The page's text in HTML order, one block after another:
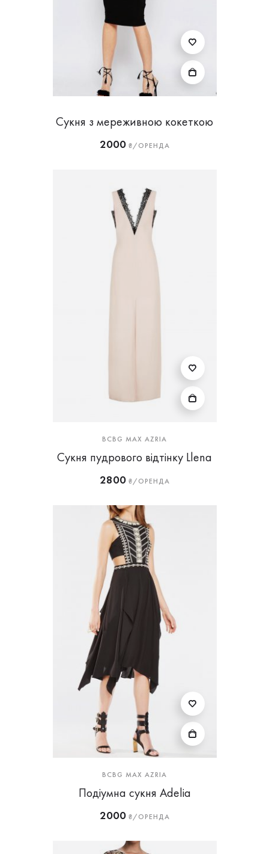
Сукня з мереживною кокеткою
2000₴/ОРЕНДА
BCBG MAX AZRIA
Сукня пудрового відтінку Llena
2800₴/ОРЕНДА
BCBG MAX AZRIA
Подіумна сукня Adelia
2000₴/ОРЕНДА